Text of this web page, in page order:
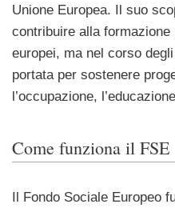
Unione Europea. Il suo
contribuire alla
europei, ma nel corso
portata per sostenere
l’occupazione,
Come funziona il FSE
Il Fondo Sociale Europeo